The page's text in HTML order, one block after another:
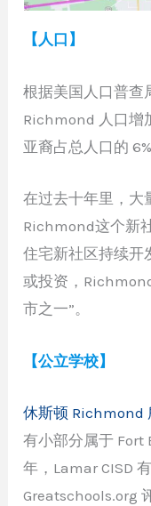
【人口】
根据美国人口普查
Richmond 人口增
亚裔占总人口的 6%
在过去十年里，大
Richmond这个新
住宅新社区持续开
或投资，
市之一”。
【公立学校】
休斯顿 Richmond
有小部分属于 Fort
年，Lamar CISD
Greatschools.org